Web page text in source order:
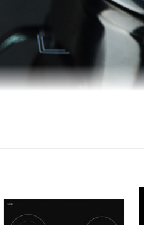
Điện áp
xứ